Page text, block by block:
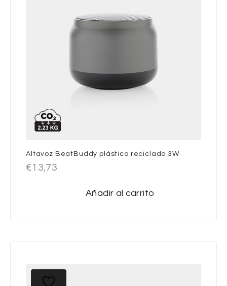
Altavoz BeatBuddy plástico reciclado 3W
€13,73
Añadir al carrito